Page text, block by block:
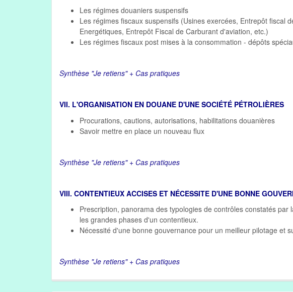
Les régimes douaniers suspensifs
Les régimes fiscaux suspensifs (Usines exercées, Entrepôt fiscal
Energétiques, Entrepôt Fiscal de Carburant d'aviation, etc.)
Les régimes fiscaux post mises à la consommation - dépôts
Synthèse "Je retiens" + Cas pratiques
VII. L'ORGANISATION EN DOUANE D'UNE SOCIÉTÉ PÉTROLIÈRES
Procurations, cautions, autorisations, habilitations douanières
Savoir mettre en place un nouveau flux
Synthèse "Je retiens" + Cas pratiques
VIII. CONTENTIEUX ACCISES ET NÉCESSITE D'UNE BONNE
Prescription, panorama des typologies de contrôles constatés
les grandes phases d'un contentieux.
Nécessité d'une bonne gouvernance pour un meilleur pilotage et
Synthèse "Je retiens" + Cas pratiques